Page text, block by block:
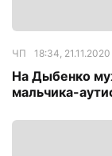
ЧП 18:34, 21.11.2020
На Дыбенко
мальчика-